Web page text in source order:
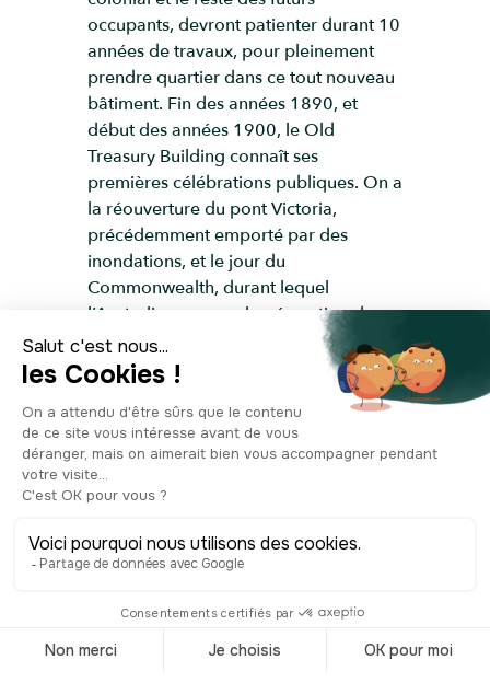
occupants, devront patienter durant 10
années de travaux, pour pleinement
prendre quartier dans ce tout nouveau
bâtiment. Fin des années 1890, et
début des années 1900, le Old
Treasury Building connaît ses
premières célébrations publiques. On a
la réouverture du pont Victoria,
précédemment emporté par des
inondations, et le jour du
Commonwealth, durant lequel
l’Australie sera proclamée nation de
l’Empire britannique. Mais au-delà de
ces réjouissances, il y a aussi les
épisodes de guerre, durant lesquels les
fenêtres du site seront scellées et
équipées de volets métalliques. Après
100 ans d’occupation, les membres du
gouvernement déménagent et laissent
période de réflexion et de débats, une
nouvelle ère débute en 1995, avec
l’inauguration de l’actuel Treasury
même plus de 2 millions de clients, lors